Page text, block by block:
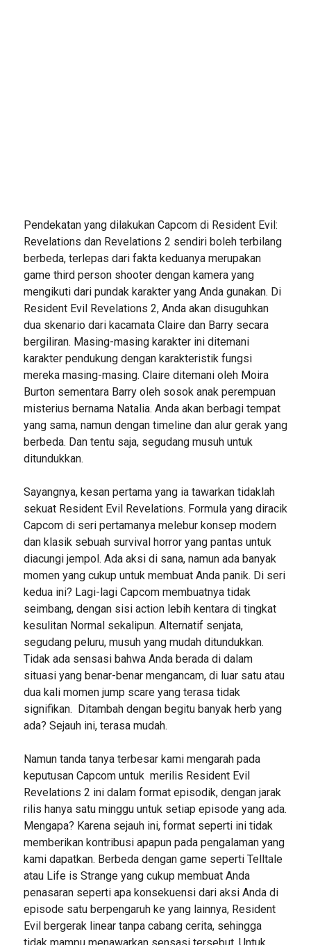
Pendekatan yang dilakukan Capcom di Resident Evil:
Revelations dan Revelations 2 sendiri boleh terbilang
berbeda, terlepas dari fakta keduanya merupakan
game third person shooter dengan kamera yang
mengikuti dari pundak karakter yang Anda gunakan. Di
Resident Evil Revelations 2, Anda akan disuguhkan
dua skenario dari kacamata Claire dan Barry secara
bergiliran. Masing-masing karakter ini ditemani
karakter pendukung dengan karakteristik fungsi
mereka masing-masing. Claire ditemani oleh Moira
Burton sementara Barry oleh sosok anak perempuan
misterius bernama Natalia. Anda akan berbagi tempat
yang sama, namun dengan timeline dan alur gerak yang
berbeda. Dan tentu saja, segudang musuh untuk
ditundukkan.
Sayangnya, kesan pertama yang ia tawarkan tidaklah
sekuat Resident Evil Revelations. Formula yang diracik
Capcom di seri pertamanya melebur konsep modern
dan klasik sebuah survival horror yang pantas untuk
diacungi jempol. Ada aksi di sana, namun ada banyak
momen yang cukup untuk membuat Anda panik. Di seri
kedua ini? Lagi-lagi Capcom membuatnya tidak
seimbang, dengan sisi action lebih kentara di tingkat
kesulitan Normal sekalipun. Alternatif senjata,
segudang peluru, musuh yang mudah ditundukkan.
Tidak ada sensasi bahwa Anda berada di dalam
situasi yang benar-benar mengancam, di luar satu atau
dua kali momen jump scare yang terasa tidak
signifikan. Ditambah dengan begitu banyak herb yang
ada? Sejauh ini, terasa mudah.
Namun tanda tanya terbesar kami mengarah pada
keputusan Capcom untuk merilis Resident Evil
Revelations 2 ini dalam format episodik, dengan jarak
rilis hanya satu minggu untuk setiap episode yang ada.
Mengapa? Karena sejauh ini, format seperti ini tidak
memberikan kontribusi apapun pada pengalaman yang
kami dapatkan. Berbeda dengan game seperti Telltale
atau Life is Strange yang cukup membuat Anda
penasaran seperti apa konsekuensi dari aksi Anda di
episode satu berpengaruh ke yang lainnya, Resident
Evil bergerak linear tanpa cabang cerita, sehingga